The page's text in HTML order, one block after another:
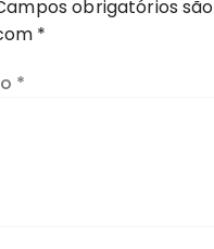
obrigatórios são
*
*